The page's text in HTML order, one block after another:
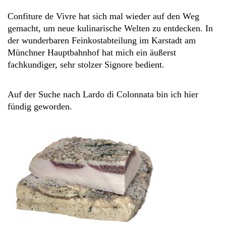
Confiture de Vivre hat sich mal wieder auf den Weg
gemacht, um neue kulinarische Welten zu entdecken. In
der wunderbaren Feinkostabteilung im Karstadt am
Münchner Hauptbahnhof hat mich ein äußerst
fachkundiger, sehr stolzer Signore bedient.
Auf der Suche nach Lardo di Colonnata bin ich hier
fündig geworden.